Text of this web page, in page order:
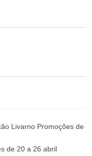
Livarno Promoções de
de 20 a 26 abril